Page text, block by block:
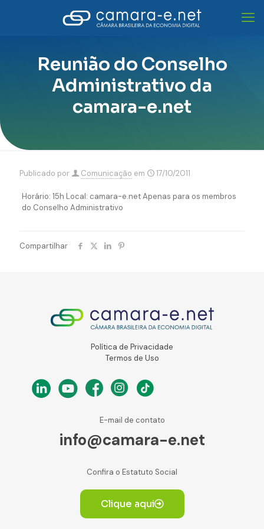
Reunião do Conselho
Administrativo da
camara-e.net
Publicado por Comunicação em 17/10/2011
Horário: 15h Local: camara-e.net Apenas para os membros
do Conselho Administrativo
Compartilhar
Política de Privacidade
Termos de Uso
E-mail de contato
info@camara-e.net
Confira o Estatuto Social
Clique aqui